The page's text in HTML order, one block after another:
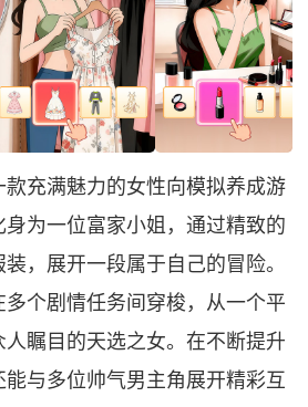
款充满魅力的女性向模拟养成游
为一位富家小姐，通过精致的
，展开一段属于自己的冒险。
个剧情任务间穿梭，从一个平
瞩目的天选之女。在不断提升
能与多位帅气男主角展开精彩互